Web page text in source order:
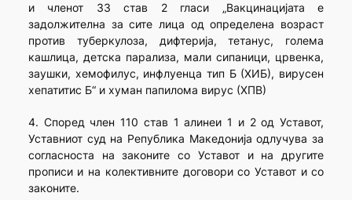
и членот 33 став 2 гласи „Вакцинацијата е
задолжителна за сите лица од определена возраст
против туберкулоза, дифтерија, тетанус, голема
кашлица, детска парализа, мали сипаници, црвенка,
заушки, хемофилус, инфлуенца тип Б (ХИБ), вирусен
хепатитис Б“ и хуман папилома вирус (ХПВ)
4. Според член 110 став 1 алинеи 1 и 2 од Уставот,
Уставниот суд на Република Македонија одлучува за
согласноста на законите со Уставот и на другите
прописи и на колективните договори со Уставот и со
законите.